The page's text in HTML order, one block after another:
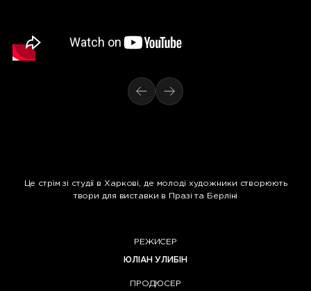
Це стрім зі студії в Харкові, де молоді художники створюють
твори для виставки в Празі та Берліні
РЕЖИСЕР
ЮЛІАН УЛИБІН
ПРОДЮСЕР